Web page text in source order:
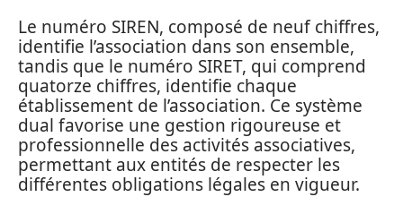
Le numéro SIREN, composé de neuf chiffres,
identifie l’association dans son ensemble,
tandis que le numéro SIRET, qui comprend
quatorze chiffres, identifie chaque
établissement de l’association. Ce système
dual favorise une gestion rigoureuse et
professionnelle des activités associatives,
permettant aux entités de respecter les
différentes obligations légales en vigueur.